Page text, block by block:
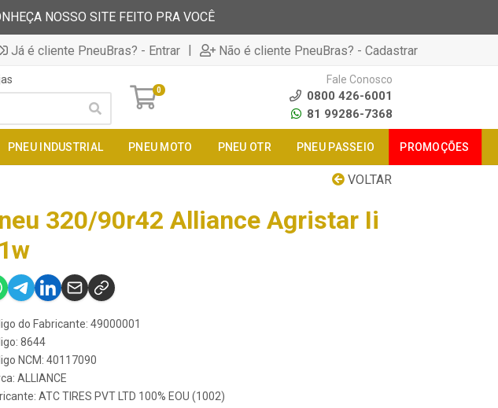
NOSSO SITE FEITO PRA VOCÊ
Já é cliente PneuBras? - Entrar | Não é cliente PneuBras? - Cadastrar
0
Fale Conosco
0800 426-6001
81 99286-7368
PNEU INDUSTRIAL PNEU MOTO PNEU OTR PNEU PASSEIO PROMOÇÕES
VOLTAR
320/90r42 Alliance Agristar Ii
do Fabricante: 49000001
8644
NCM: 40117090
ALLIANCE
ATC TIRES PVT LTD 100% EOU (1002)